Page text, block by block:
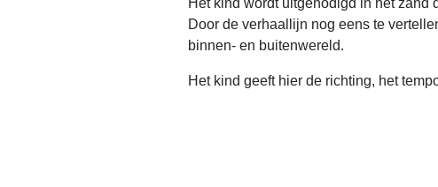
Het kind wordt uitgenodigd in het zand
Door de verhaallijn nog eens te
binnen- en buitenwereld.
Het kind geeft hier de richting, het